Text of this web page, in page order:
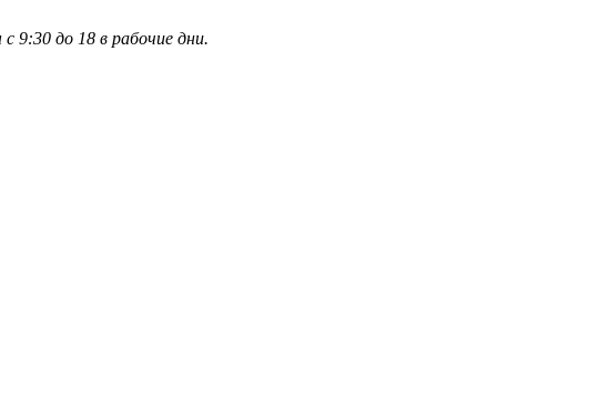
до 18 в рабочие дни.